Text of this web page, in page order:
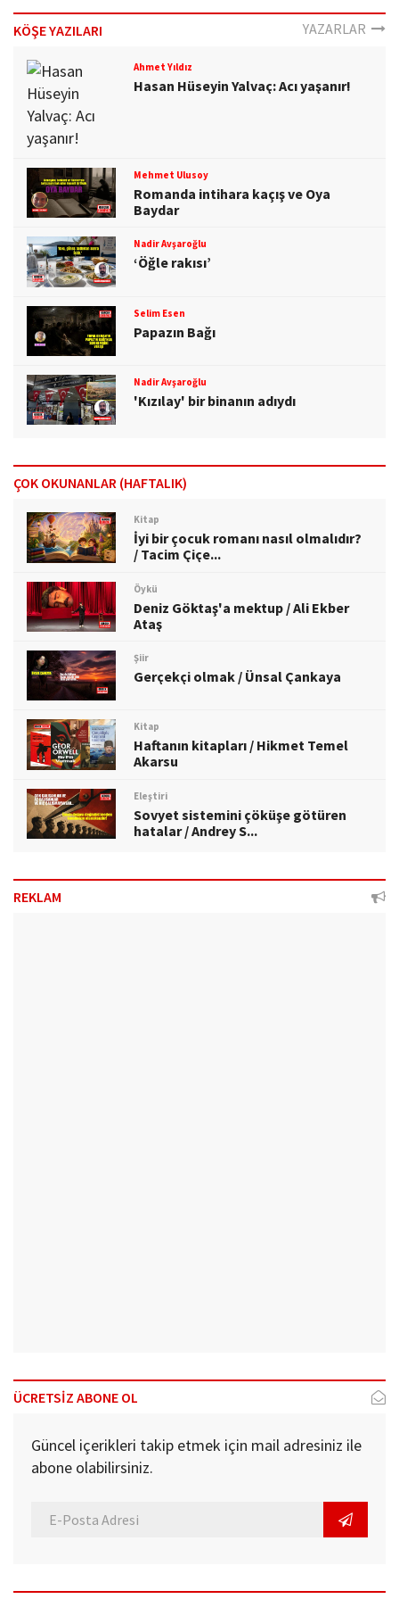
KÖŞE YAZILARI YAZARLAR
Ahmet Yıldız
Hasan Hüseyin Yalvaç: Acı yaşanır!
Mehmet Ulusoy
Romanda intihara kaçış ve Oya
Baydar
Nadir Avşaroğlu
‘Öğle rakısı’
Selim Esen
Papazın Bağı
Nadir Avşaroğlu
'Kızılay' bir binanın adıydı
ÇOK OKUNANLAR (HAFTALIK)
Kitap
İyi bir çocuk romanı nasıl olmalıdır?
/ Tacim Çiçe...
Öykü
Deniz Göktaş'a mektup / Ali Ekber
Ataş
Şiir
Gerçekçi olmak / Ünsal Çankaya
Kitap
Haftanın kitapları / Hikmet Temel
Akarsu
Eleştiri
Sovyet sistemini çöküşe götüren
hatalar / Andrey S...
REKLAM
ÜCRETSİZ ABONE OL
Güncel içerikleri takip etmek için mail adresiniz ile
abone olabilirsiniz.